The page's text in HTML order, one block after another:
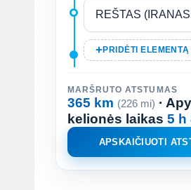
PRIDĖTI ELEMENTĄ
MARŠRUTO ATSTUMAS
365 km (226 mi) ·
kelionės laikas 5 h
APSKAIČIUOTI